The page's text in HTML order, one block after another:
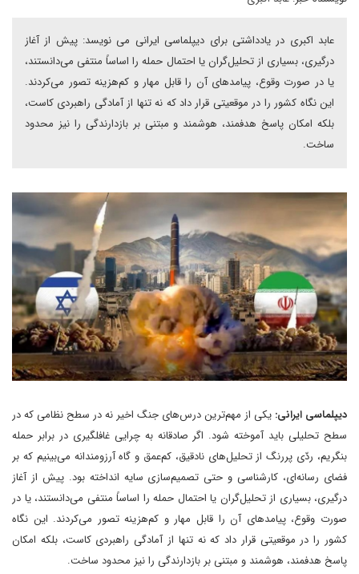
عابد اکبری در یادداشتی برای دیپلماسی ایرانی می نویسد: پیش از آغاز
درگیری، بسیاری از تحلیل‌گران یا احتمال حمله را اساساً منتفی می‌دانستند،
یا در صورت وقوع، پیامدهای آن را قابل مهار و کم‌هزینه تصور می‌کردند.
این نگاه کشور را در موقعیتی قرار داد که نه تنها از آمادگی راهبردی کاست،
بلکه امکان پاسخ هدفمند، هوشمند و مبتنی بر بازدارندگی را نیز محدود
ساخت.
دیپلماسی ایرانی: یکی از مهم‌ترین درس‌های جنگ اخیر نه در سطح نظامی که در
سطح تحلیلی باید آموخته شود. اگر صادقانه به چرایی غافلگیری در برابر حمله
بنگریم، ردّی پررنگ از تحلیل‌های نادقیق، کم‌عمق و گاه آرزومندانه می‌بینیم که بر
فضای رسانه‌ای، کارشناسی و حتی تصمیم‌سازی سایه انداخته بود. پیش از آغاز
درگیری، بسیاری از تحلیل‌گران یا احتمال حمله را اساساً منتفی می‌دانستند، یا در
صورت وقوع، پیامدهای آن را قابل مهار و کم‌هزینه تصور می‌کردند. این نگاه
کشور را در موقعیتی قرار داد که نه تنها از آمادگی راهبردی کاست، بلکه امکان
پاسخ هدفمند، هوشمند و مبتنی بر بازدارندگی را نیز محدود ساخت.